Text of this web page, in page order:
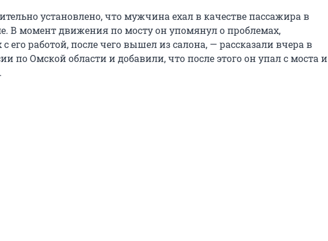
установлено, что мужчина ехал в качестве пассажира в
В момент движения по мосту он упомянул о проблемах,
его работой, после чего вышел из салона, — рассказали вчера в
по Омской области и добавили, что после этого он упал с моста и